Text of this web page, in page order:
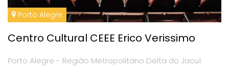
Porto Alegre
Centro Cultural CEEE Erico Verissimo
Porto Alegre - Região Metropolitano Delta do Jacuí